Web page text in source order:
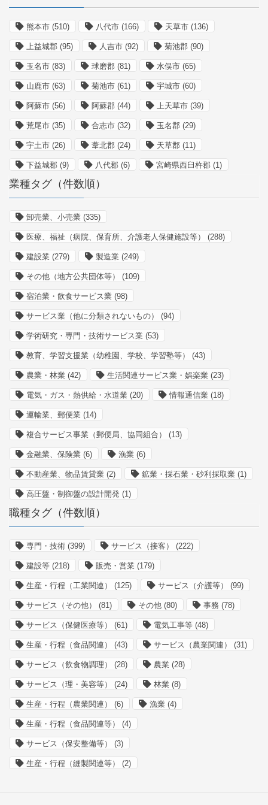
熊本市 (510) 八代市 (166) 天草市 (136)
上益城郡 (95) 人吉市 (92) 菊池郡 (90)
玉名市 (83) 球磨郡 (81) 水俣市 (65)
山鹿市 (63) 菊池市 (61) 宇城市 (60)
阿蘇市 (56) 阿蘇郡 (44) 上天草市 (39)
荒尾市 (35) 合志市 (32) 玉名郡 (29)
宇土市 (26) 葦北郡 (24) 天草郡 (11)
下益城郡 (9) 八代郡 (6) 宮崎県西臼杵郡 (1)
業種タグ（件数順）
卸売業、小売業 (335)
医療、福祉（病院、保育所、介護老人保健施設等） (288)
建設業 (279) 製造業 (249)
その他（地方公共団体等） (109)
宿泊業・飲食サービス業 (98)
サービス業（他に分類されないもの） (94)
学術研究・専門・技術サービス業 (53)
教育、学習支援業（幼稚園、学校、学習塾等） (43)
農業・林業 (42) 生活関連サービス業・娯楽業 (23)
電気・ガス・熱供給・水道業 (20) 情報通信業 (18)
運輸業、郵便業 (14)
複合サービス事業（郵便局、協同組合） (13)
金融業、保険業 (6) 漁業 (6)
不動産業、物品賃貸業 (2) 鉱業・採石業・砂利採取業 (1)
高圧盤・制御盤の設計開発 (1)
職種タグ（件数順）
専門・技術 (399) サービス（接客） (222)
建設等 (218) 販売・営業 (179)
生産・行程（工業関連） (125) サービス（介護等） (99)
サービス（その他） (81) その他 (80) 事務 (78)
サービス（保健医療等） (61) 電気工事等 (48)
生産・行程（食品関連） (43) サービス（農業関連） (31)
サービス（飲食物調理） (28) 農業 (28)
サービス（理・美容等） (24) 林業 (8)
生産・行程（農業関連） (6) 漁業 (4)
生産・行程（食品関連等） (4)
サービス（保安整備等） (3)
生産・行程（縫製関連等） (2)